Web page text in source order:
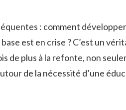
: comment
est en crise ? C’est un
de plus à la refonte, non
de la nécessité d’une